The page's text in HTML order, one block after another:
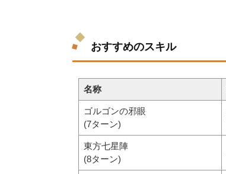
おすすめのスキル
名称
ゴルゴンの邪眼
(7ターン)
東方七星陣
(8ターン)